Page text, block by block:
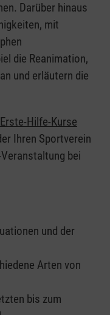
Darüber hinaus
mit
die Reanimation,
und erläutern die
Hilfe-Kurse
Ihren Sportverein
bei
und der
Arten von
bis zum